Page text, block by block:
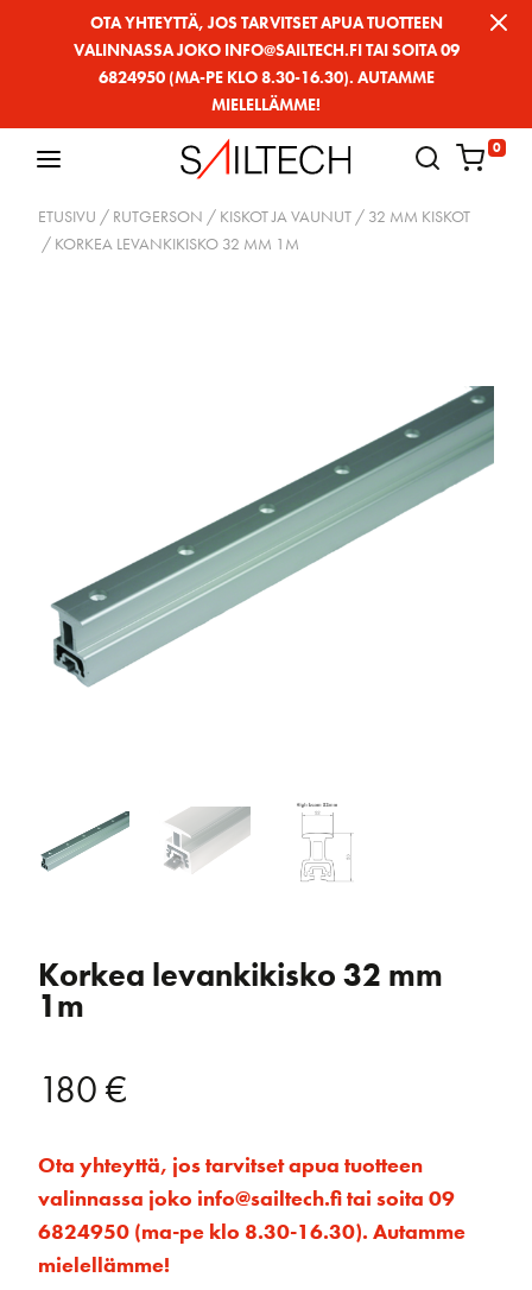
OTA YHTEYTTÄ, JOS TARVITSET APUA TUOTTEEN
VALINNASSA JOKO INFO@SAILTECH.FI TAI SOITA 09
6824950 (MA-PE KLO 8.30-16.30). AUTAMME
MIELELLÄMME!
0
ETUSIVU / RUTGERSON / KISKOT JA VAUNUT / 32 MM KISKOT
/ KORKEA LEVANKIKISKO 32 MM 1M
Korkea levankikisko 32 mm
1m
180€
Ota yhteyttä, jos tarvitset apua tuotteen
valinnassa joko info@sailtech.fi tai soita 09
6824950 (ma-pe klo 8.30-16.30). Autamme
mielellämme!